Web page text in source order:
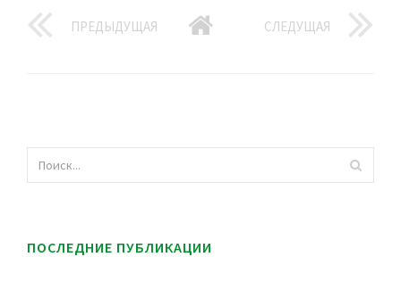
ПРЕДЫДУЩАЯ СЛЕДУЩАЯ
ПОСЛЕДНИЕ ПУБЛИКАЦИИ